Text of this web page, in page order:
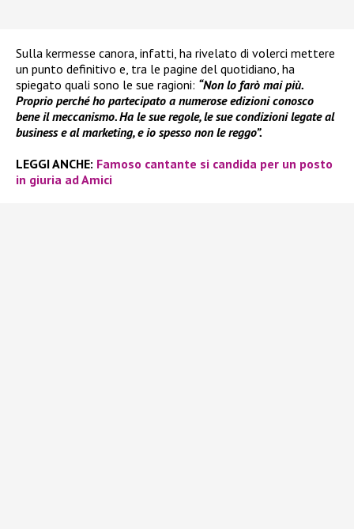
Sulla kermesse canora, infatti, ha rivelato di volerci mettere
un punto definitivo e, tra le pagine del quotidiano, ha
spiegato quali sono le sue ragioni: “Non lo farò mai più.
Proprio perché ho partecipato a numerose edizioni conosco
bene il meccanismo. Ha le sue regole, le sue condizioni legate al
business e al marketing, e io spesso non le reggo”.
LEGGI ANCHE: Famoso cantante si candida per un posto
in giuria ad Amici